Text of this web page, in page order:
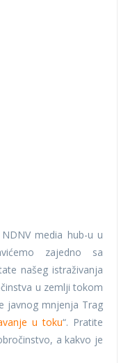
media hub-u u
zajedno sa
našeg istraživanja
u zemlji tokom
javnog mnjenja Trag
u toku“. Pratite
a kakvo je